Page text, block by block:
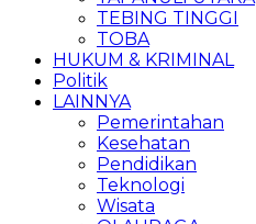
TEBING TINGGI
TOBA
HUKUM & KRIMINAL
Politik
LAINNYA
Pemerintahan
Kesehatan
Pendidikan
Teknologi
Wisata